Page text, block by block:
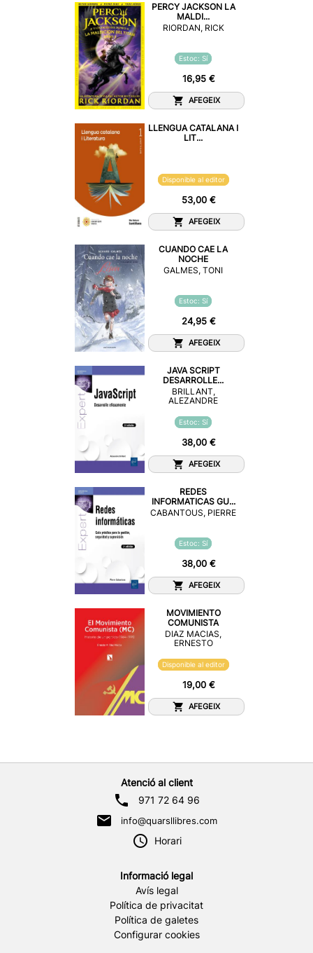
PERCY JACKSON LA
MALDI...
RIORDAN, RICK
Estoc: Sí
16,95 €
AFEGEIX
LLENGUA CATALANA I
LIT...
Disponible al editor
53,00 €
AFEGEIX
CUANDO CAE LA
NOCHE
GALMES, TONI
Estoc: Sí
24,95 €
AFEGEIX
JAVA SCRIPT
DESARROLLE...
BRILLANT,
ALEZANDRE
Estoc: Sí
38,00 €
AFEGEIX
REDES
INFORMATICAS GU...
CABANTOUS, PIERRE
Estoc: Sí
38,00 €
AFEGEIX
MOVIMIENTO
COMUNISTA
DIAZ MACIAS,
ERNESTO
Disponible al editor
19,00 €
AFEGEIX
Atenció al client
971 72 64 96
info@quarsllibres.com
Horari
Informació legal
Avís legal
Política de privacitat
Política de galetes
Configurar cookies